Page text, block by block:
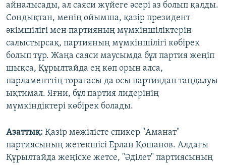
айналысады, ал саяси жүйеге әсері аз болып қалды.
Сондықтан, менің ойымша, қазір президент
әкімшілігі мен партияның мүмкіншіліктерін
салыстырсақ, партияның мүмкіншілігі көбірек
болып тұр. Жаңа саяси маусымда бұл партия жеңіп
шықса, Құрылтайда ең көп орын алса,
парламенттің төрағасы да осы партиядан таңдалуы
ықтимал. Яғни, бұл партия лидерінің
мүмкіндіктері көбірек болады.
Азаттық: Қазір мәжілісте спикер "Аманат"
партиясының жетекшісі Ерлан Қошанов. Алдағы
Құрылтайда жеңіске жетсе, "Әділет" партиясының